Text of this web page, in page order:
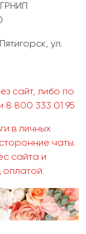
ул.
сайт, либо по
8 800 333 01 95
в личных
чаты.
сайта и
оплатой.